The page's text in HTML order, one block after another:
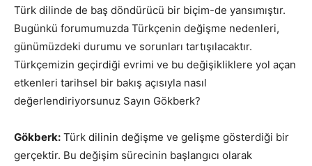
Türk dilinde de baş döndürücü bir biçim-de yansımıştır.
Bugünkü forumumuzda Türkçenin değişme nedenleri,
günümüzdeki durumu ve sorunları tartışılacaktır.
Türkçemizin geçirdiği evrimi ve bu değişikliklere yol açan
etkenleri tarihsel bir bakış açısıyla nasıl
değerlendiriyorsunuz Sayın Gökberk?
Gökberk: Türk dilinin değişme ve gelişme gösterdiği bir
gerçektir. Bu değişim sürecinin başlangıcı olarak